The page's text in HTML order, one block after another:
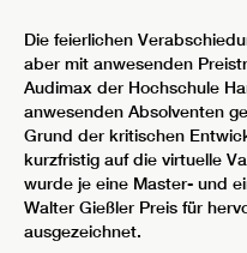
Die feierlichen
aber mit anwesenden
Audimax der Hochschule
anwesenden Absolventen
Grund der kritischen
kurzfristig auf die virtuelle
wurde je eine Master- und
Walter Gießler Preis für
ausgezeichnet.